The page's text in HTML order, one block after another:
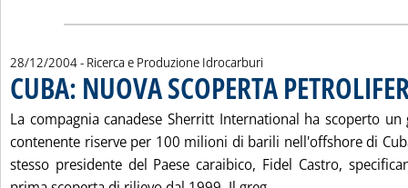
28/12/2004- Ricerca e Produzione Idrocarburi
CUBA: NUOVA SCOPERTA
La compagnia canadese Sherritt International ha scoperto
contenente riserve per 100 milioni di barili nell'offshore di
stesso presidente del Paese caraibico, Fidel Castro,